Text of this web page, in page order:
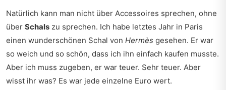
Natürlich kann man nicht über Accessoires sprechen, ohne
über Schals zu sprechen. Ich habe letztes Jahr in Paris
einen wunderschönen Schal von Hermès gesehen. Er war
so weich und so schön, dass ich ihn einfach kaufen musste.
Aber ich muss zugeben, er war teuer. Sehr teuer. Aber
wisst ihr was? Es war jede einzelne Euro wert.